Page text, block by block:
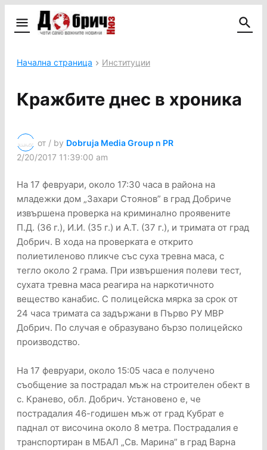
Начална страница Институции
Кражбите днес в хроника
от / by Dobruja Media Group n PR
2/20/2017 11:39:00 am
На 17 февруари, около 17:30 часа в района на
младежки дом „Захари Стоянов” в град Добриче
извършена проверка на криминално проявените
П.Д. (36 г.), И.И. (35 г.) и А.Т. (37 г.), и тримата от град
Добрич. В хода на проверката е открито
полиетиленово пликче със суха тревна маса, с
тегло около 2 грама. При извършения полеви тест,
сухата тревна маса реагира на наркотичното
вещество канабис. С полицейска мярка за срок от
24 часа тримата са задържани в Първо РУ МВР
Добрич. По случая е образувано бързо полицейско
производство.
На 17 февруари, около 15:05 часа е получено
съобщение за пострадал мъж на строителен обект в
с. Кранево, обл. Добрич. Установено е, че
пострадалия 46-годишен мъж от град Кубрат е
паднал от височина около 8 метра. Пострадалия е
транспортиран в МБАЛ „Св. Марина” в град Варна